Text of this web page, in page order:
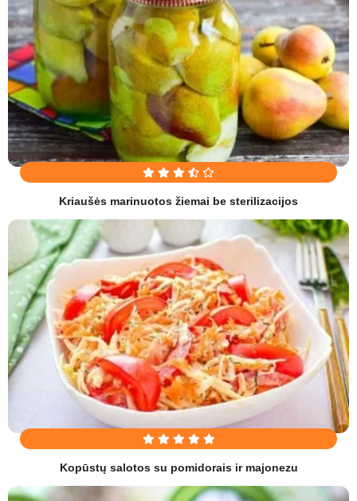
Kriaušės marinuotos žiemai be sterilizacijos
Kopūstų salotos su pomidorais ir majonezu